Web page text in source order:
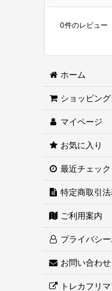
0件のレビュー
ホーム
ショッピング
マイページ
お気に入り
最近チェッ
特定商取引
ご利用案内
プライバシ
お問い合わせ
トレカフリ